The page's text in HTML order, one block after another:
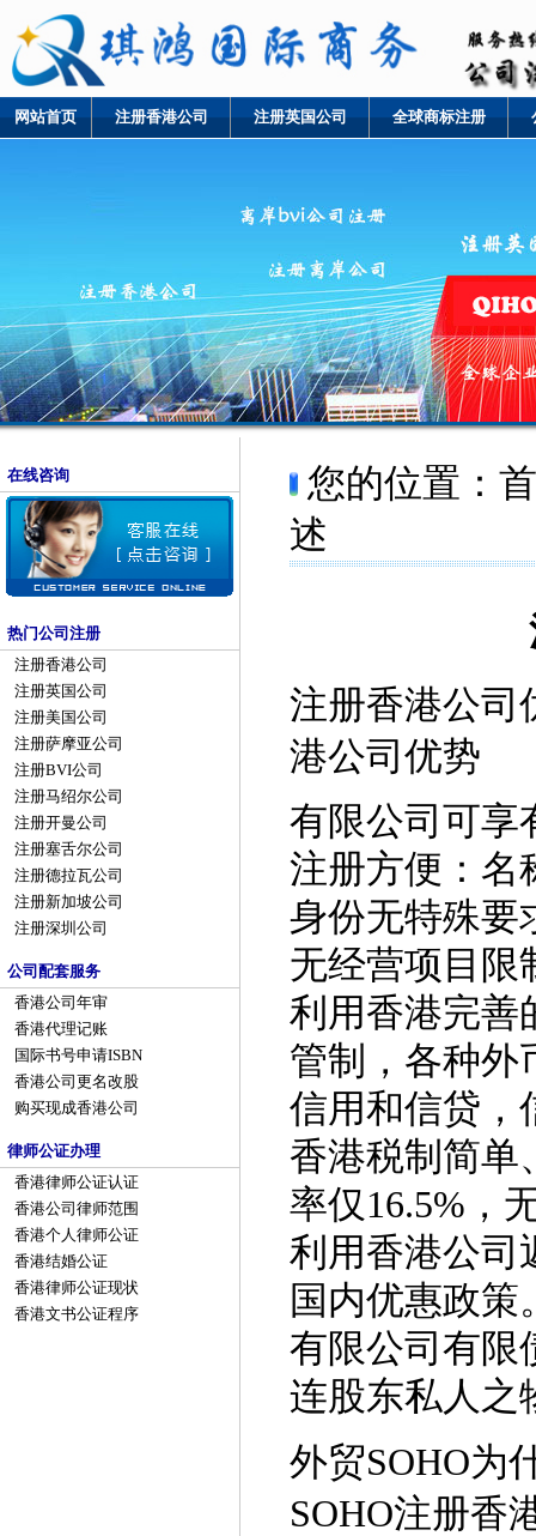
网站首页 注册香港公司 注册英国公司 全球商标注册
在线咨询
热门公司注册
注册香港公司
注册英国公司
注册美国公司
注册萨摩亚公司
注册BVI公司
注册马绍尔公司
注册开曼公司
注册塞舌尔公司
注册德拉瓦公司
注册新加坡公司
注册深圳公司
公司配套服务
香港公司年审
香港代理记账
国际书号申请ISBN
香港公司更名改股
购买现成香港公司
律师公证办理
香港律师公证认证
香港公司律师范围
香港个人律师公证
香港结婚公证
香港律师公证现状
香港文书公证程序
您的位置：
述
注册香港公司
港公司优势
有限公司可享
注册方便：名
身份无特殊要
无经营项目限
利用香港完善
管制，各种外
信用和信贷，
香港税制简单
率仅16.5%，
利用香港公司
国内优惠政策
有限公司有限
连股东私人之
外贸SOHO为
SOHO注册香